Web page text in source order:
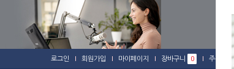
로그인 회원가입 마이페이지 장바구니 0 주문배송